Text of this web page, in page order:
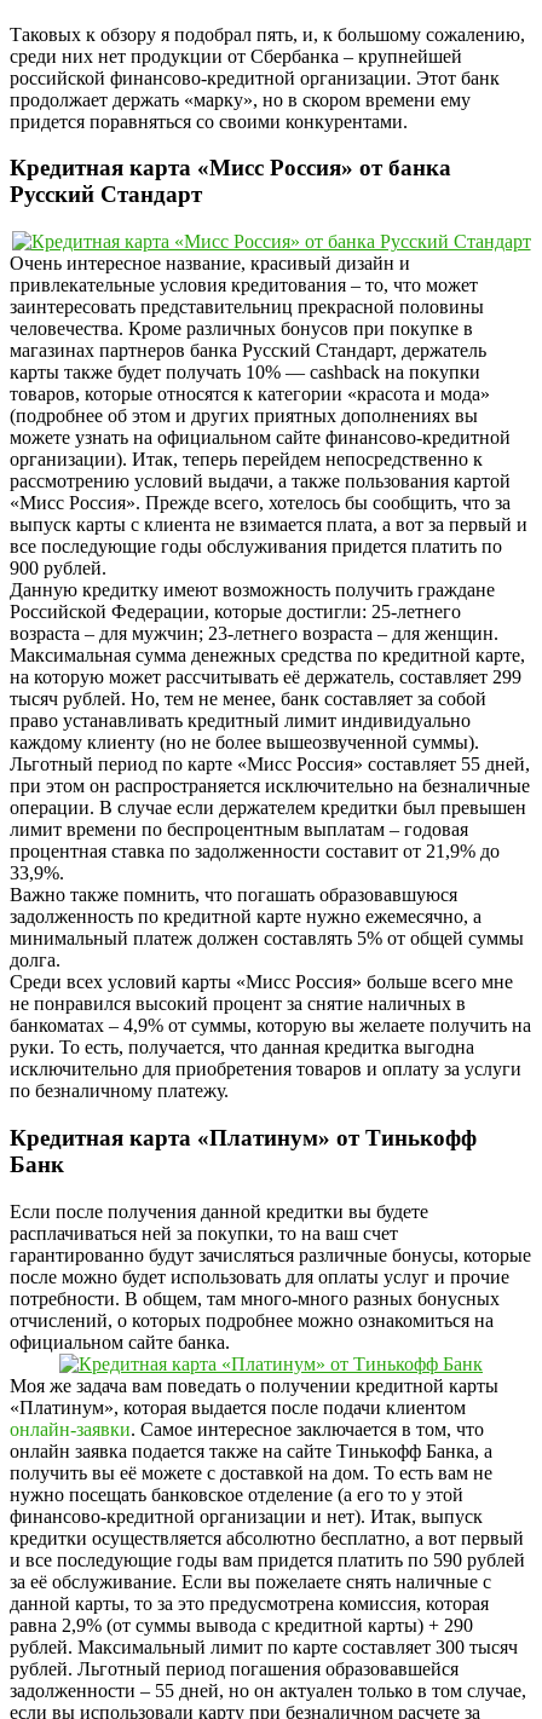
Таковых к обзору я подобрал пять, и, к большому сожалению,
среди них нет продукции от Сбербанка – крупнейшей
российской финансово-кредитной организации. Этот банк
продолжает держать «марку», но в скором времени ему
придется поравняться со своими конкурентами.
Кредитная карта «Мисс Россия» от банка
Русский Стандарт
Очень интересное название, красивый дизайн и
привлекательные условия кредитования – то, что может
заинтересовать представительниц прекрасной половины
человечества. Кроме различных бонусов при покупке в
магазинах партнеров банка Русский Стандарт, держатель
карты также будет получать 10% — cashback на покупки
товаров, которые относятся к категории «красота и мода»
(подробнее об этом и других приятных дополнениях вы
можете узнать на официальном сайте финансово-кредитной
организации). Итак, теперь перейдем непосредственно к
рассмотрению условий выдачи, а также пользования картой
«Мисс Россия». Прежде всего, хотелось бы сообщить, что за
выпуск карты с клиента не взимается плата, а вот за первый и
все последующие годы обслуживания придется платить по
900 рублей.
Данную кредитку имеют возможность получить граждане
Российской Федерации, которые достигли: 25-летнего
возраста – для мужчин; 23-летнего возраста – для женщин.
Максимальная сумма денежных средства по кредитной карте,
на которую может рассчитывать её держатель, составляет 299
тысяч рублей. Но, тем не менее, банк составляет за собой
право устанавливать кредитный лимит индивидуально
каждому клиенту (но не более вышеозвученной суммы).
Льготный период по карте «Мисс Россия» составляет 55 дней,
при этом он распространяется исключительно на безналичные
операции. В случае если держателем кредитки был превышен
лимит времени по беспроцентным выплатам – годовая
процентная ставка по задолженности составит от 21,9% до
33,9%.
Важно также помнить, что погашать образовавшуюся
задолженность по кредитной карте нужно ежемесячно, а
минимальный платеж должен составлять 5% от общей суммы
долга.
Среди всех условий карты «Мисс Россия» больше всего мне
не понравился высокий процент за снятие наличных в
банкоматах – 4,9% от суммы, которую вы желаете получить на
руки. То есть, получается, что данная кредитка выгодна
исключительно для приобретения товаров и оплату за услуги
по безналичному платежу.
Кредитная карта «Платинум» от Тинькофф
Банк
Если после получения данной кредитки вы будете
расплачиваться ней за покупки, то на ваш счет
гарантированно будут зачисляться различные бонусы, которые
после можно будет использовать для оплаты услуг и прочие
потребности. В общем, там много-много разных бонусных
отчислений, о которых подробнее можно ознакомиться на
официальном сайте банка.
Моя же задача вам поведать о получении кредитной карты
«Платинум», которая выдается после подачи клиентом
онлайн-заявки. Самое интересное заключается в том, что
онлайн заявка подается также на сайте Тинькофф Банка, а
получить вы её можете с доставкой на дом. То есть вам не
нужно посещать банковское отделение (а его то у этой
финансово-кредитной организации и нет). Итак, выпуск
кредитки осуществляется абсолютно бесплатно, а вот первый
и все последующие годы вам придется платить по 590 рублей
за её обслуживание. Если вы пожелаете снять наличные с
данной карты, то за это предусмотрена комиссия, которая
равна 2,9% (от суммы вывода с кредитной карты) + 290
рублей. Максимальный лимит по карте составляет 300 тысяч
рублей. Льготный период погашения образовавшейся
задолженности – 55 дней, но он актуален только в том случае,
если вы использовали карту при безналичном расчете за